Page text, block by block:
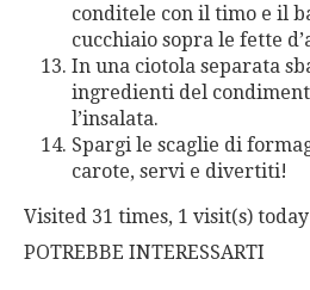
conditele con il timo e il
cucchiaio sopra le fette
In una ciotola separata
ingredienti del
l’insalata.
Spargi le scaglie di
carote, servi e divertiti!
Visited 31 times, 1 visit(s) today
POTREBBE INTERESSARTI